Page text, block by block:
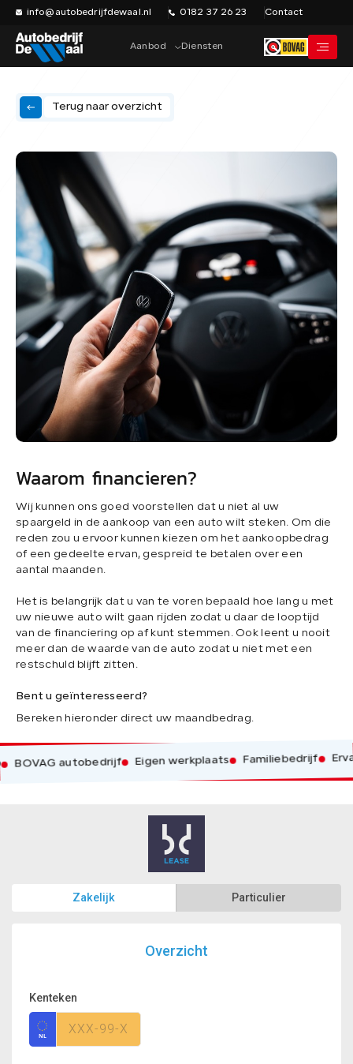
info@autobedrijfdewaal.nl 0182 37 26 23 Contact
Aanbod Diensten
Werkplaats
Vacatures
Over ons
Historie
Verkocht
Contact
Terug naar overzicht
Waarom financieren?
Wij kunnen ons goed voorstellen dat u niet al uw
spaargeld in de aankoop van een auto wilt steken. Om die
reden zou u ervoor kunnen kiezen om het aankoopbedrag
of een gedeelte ervan, gespreid te betalen over een
aantal maanden.
Het is belangrijk dat u van te voren bepaald hoe lang u met
uw nieuwe auto wilt gaan rijden zodat u daar de looptijd
van de financiering op af kunt stemmen. Ook leent u nooit
meer dan de waarde van de auto zodat u niet met een
restschuld blijft zitten.
Bent u geïnteresseerd?
Bereken hieronder direct uw maandbedrag.
BOVAG autobedrijf Eigen werkplaats Familiebedrijf